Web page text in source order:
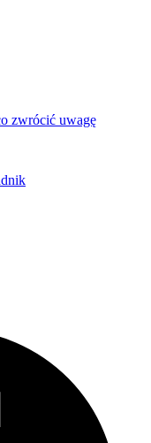
zwrócić uwagę